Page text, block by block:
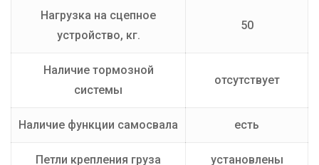
Нагрузка на сцепное
устройство, кг.
50
Наличие тормозной
системы
отсутствует
Наличие функции самосвала есть
Петли крепления груза установлены